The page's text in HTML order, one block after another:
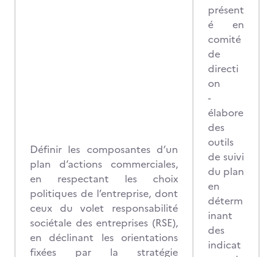
Définir les composantes d’un
plan d’actions commerciales,
en respectant les choix
politiques de l’entreprise, dont
ceux du volet responsabilité
sociétale des entreprises (RSE),
en déclinant les orientations
fixées par la stratégie
présent
é en
comité
de
directi
on
-
élabore
des
outils
de suivi
du plan
en
déterm
inant
des
indicat